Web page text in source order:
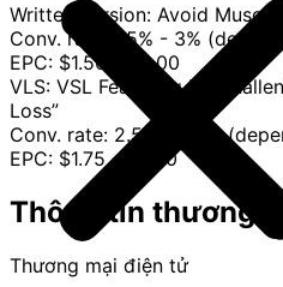
Written version: Avoid Muscle
Conv. rate: 1.5% - 3%
EPC: $1.50 - $3.00
VLS: VSL Featuring Dr.
Loss”
Conv. rate: 2.5% - 4.5%
EPC: $1.75 - $4.00
Thông tin thương
Thương mại điện tử